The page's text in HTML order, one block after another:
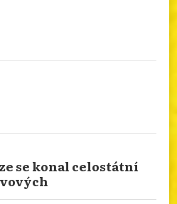
2027 je rok svatého
prostřednictvím cesty
města tohoto světce.
se konal celostátní